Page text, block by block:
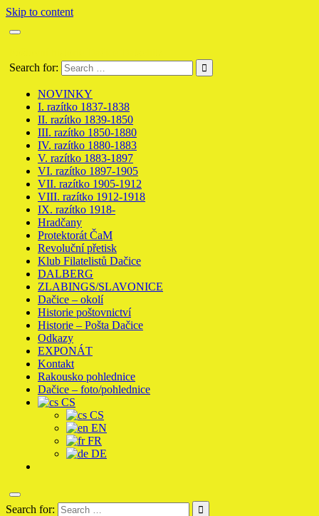
Skip to content
Search for:
NOVINKY
I. razítko 1837-1838
II. razítko 1839-1850
III. razítko 1850-1880
IV. razítko 1880-1883
V. razítko 1883-1897
VI. razítko 1897-1905
VII. razítko 1905-1912
VIII. razítko 1912-1918
IX. razítko 1918-
Hradčany
Protektorát ČaM
Revoluční přetisk
Klub Filatelistů Dačice
DALBERG
ZLABINGS/SLAVONICE
Dačice – okolí
Historie poštovnictví
Historie – Pošta Dačice
Odkazy
EXPONÁT
Kontakt
Rakousko pohlednice
Dačice – foto/pohlednice
CS
CS
EN
FR
DE
Search for: